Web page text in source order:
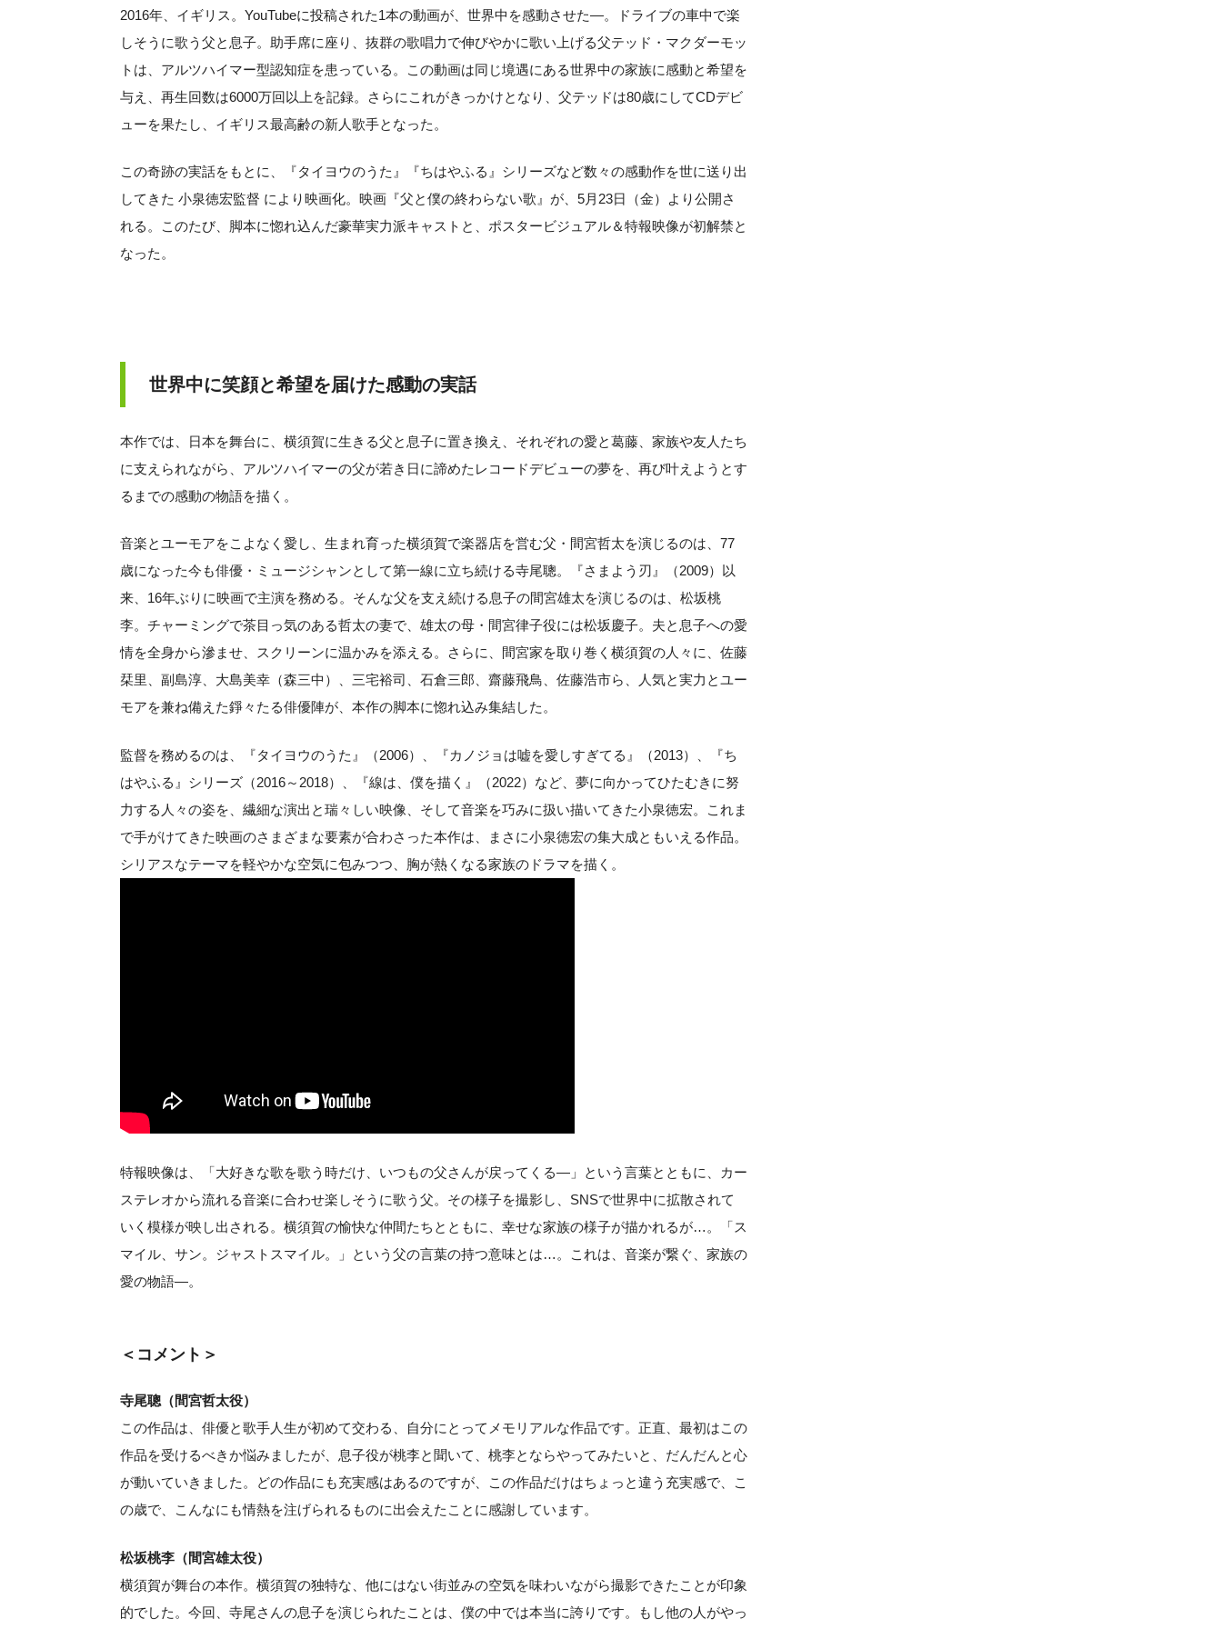
2016年、イギリス。YouTubeに投稿された1本の動画が、世界中を感動させた—。ドライブの車中で楽
しそうに歌う父と息子。助手席に座り、抜群の歌唱力で伸びやかに歌い上げる父テッド・マクダーモッ
トは、アルツハイマー型認知症を患っている。この動画は同じ境遇にある世界中の家族に感動と希望を
与え、再生回数は6000万回以上を記録。さらにこれがきっかけとなり、父テッドは80歳にしてCDデビ
ューを果たし、イギリス最高齢の新人歌手となった。
この奇跡の実話をもとに、『タイヨウのうた』『ちはやふる』シリーズなど数々の感動作を世に送り出
してきた 小泉徳宏監督 により映画化。映画『父と僕の終わらない歌』が、5月23日（金）より公開さ
れる。このたび、脚本に惚れ込んだ豪華実力派キャストと、ポスタービジュアル＆特報映像が初解禁と
なった。
世界中に笑顔と希望を届けた感動の実話
本作では、日本を舞台に、横須賀に生きる父と息子に置き換え、それぞれの愛と葛藤、家族や友人たち
に支えられながら、アルツハイマーの父が若き日に諦めたレコードデビューの夢を、再び叶えようとす
るまでの感動の物語を描く。
音楽とユーモアをこよなく愛し、生まれ育った横須賀で楽器店を営む父・間宮哲太を演じるのは、77
歳になった今も俳優・ミュージシャンとして第一線に立ち続ける寺尾聰。『さまよう刃』（2009）以
来、16年ぶりに映画で主演を務める。そんな父を支え続ける息子の間宮雄太を演じるのは、松坂桃
李。チャーミングで茶目っ気のある哲太の妻で、雄太の母・間宮律子役には松坂慶子。夫と息子への愛
情を全身から滲ませ、スクリーンに温かみを添える。さらに、間宮家を取り巻く横須賀の人々に、佐藤
栞里、副島淳、大島美幸（森三中）、三宅裕司、石倉三郎、齋藤飛鳥、佐藤浩市ら、人気と実力とユー
モアを兼ね備えた錚々たる俳優陣が、本作の脚本に惚れ込み集結した。
監督を務めるのは、『タイヨウのうた』（2006）、『カノジョは嘘を愛しすぎてる』（2013）、『ち
はやふる』シリーズ（2016～2018）、『線は、僕を描く』（2022）など、夢に向かってひたむきに努
力する人々の姿を、繊細な演出と瑞々しい映像、そして音楽を巧みに扱い描いてきた小泉徳宏。これま
で手がけてきた映画のさまざまな要素が合わさった本作は、まさに小泉徳宏の集大成ともいえる作品。
シリアスなテーマを軽やかな空気に包みつつ、胸が熱くなる家族のドラマを描く。
特報映像は、「大好きな歌を歌う時だけ、いつもの父さんが戻ってくる—」という言葉とともに、カー
ステレオから流れる音楽に合わせ楽しそうに歌う父。その様子を撮影し、SNSで世界中に拡散されて
いく模様が映し出される。横須賀の愉快な仲間たちとともに、幸せな家族の様子が描かれるが…。「ス
マイル、サン。ジャストスマイル。」という父の言葉の持つ意味とは…。これは、音楽が繋ぐ、家族の
愛の物語—。
＜コメント＞
寺尾聰（間宮哲太役）
この作品は、俳優と歌手人生が初めて交わる、自分にとってメモリアルな作品です。正直、最初はこの
作品を受けるべきか悩みましたが、息子役が桃李と聞いて、桃李とならやってみたいと、だんだんと心
が動いていきました。どの作品にも充実感はあるのですが、この作品だけはちょっと違う充実感で、こ
の歳で、こんなにも情熱を注げられるものに出会えたことに感謝しています。
松坂桃李（間宮雄太役）
横須賀が舞台の本作。横須賀の独特な、他にはない街並みの空気を味わいながら撮影できたことが印象
的でした。今回、寺尾さんの息子を演じられたことは、僕の中では本当に誇りです。もし他の人がやっ